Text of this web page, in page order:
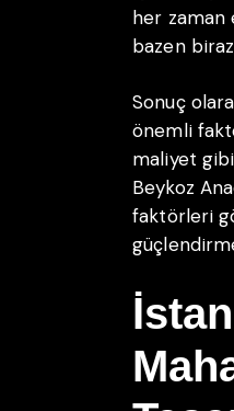
her zaman
bazen
Sonuç
önemli
maliyet
Beykoz
faktörleri